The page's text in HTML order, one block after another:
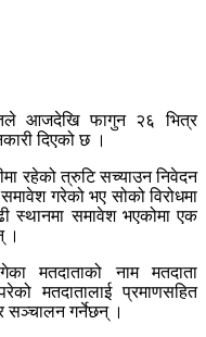
आजदेखि फागुन २६ भित्र
दिएको छ ।
रहेको त्रुटि सच्याउन निवेदन
गरेको भए सोको विरोधमा
स्थानमा समावेश भएकोमा एक
।
मतदाताको नाम मतदाता
मतदातालाई प्रमाणसहित
सञ्चालन गर्नेछन् ।